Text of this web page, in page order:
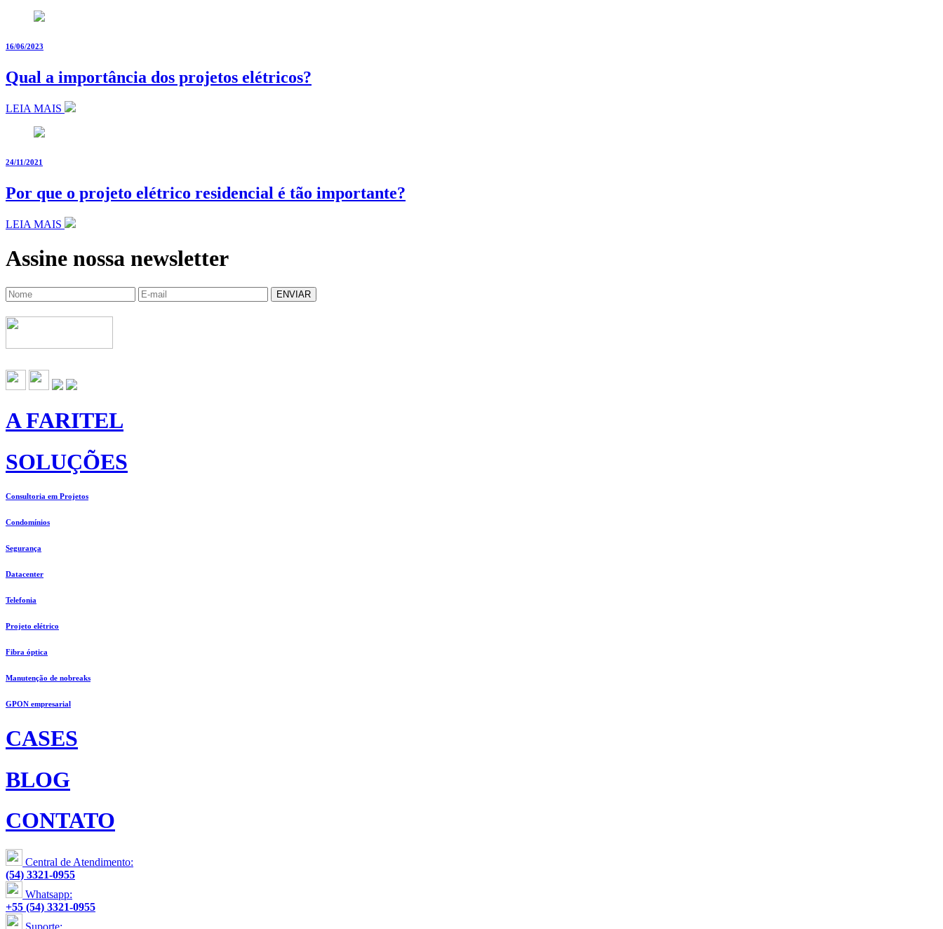
16/06/2023
Qual a importância dos projetos elétricos?
LEIA MAIS
24/11/2021
Por que o projeto elétrico residencial é tão importante?
LEIA MAIS
Assine nossa newsletter
ENVIAR
A FARITEL
SOLUÇÕES
Consultoria em Projetos
Condomínios
Segurança
Datacenter
Telefonia
Projeto elétrico
Fibra óptica
Manutenção de nobreaks
GPON empresarial
CASES
BLOG
CONTATO
Central de Atendimento:
(54) 3321-0955
Whatsapp:
+55 (54) 3321-0955
Suporte: